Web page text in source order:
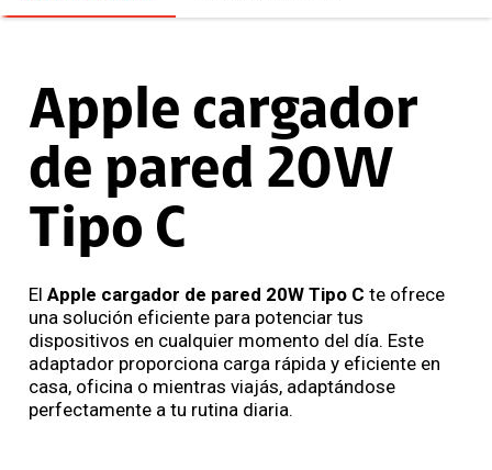
Apple cargador
de pared 20W
Tipo C
El Apple cargador de pared 20W Tipo C te ofrece
una solución eficiente para potenciar tus
dispositivos en cualquier momento del día. Este
adaptador proporciona carga rápida y eficiente en
casa, oficina o mientras viajás, adaptándose
perfectamente a tu rutina diaria.